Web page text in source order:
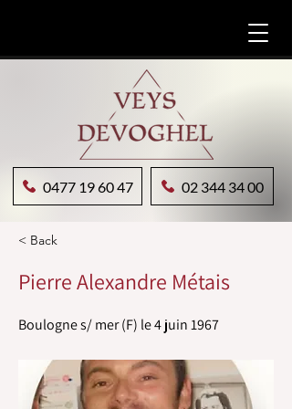
0477 19 60 47 02 344 34 00
< Back
Pierre Alexandre Métais
Boulogne s/ mer (F) le 4 juin 1967